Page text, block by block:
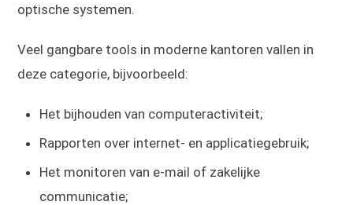
optische systemen.
Veel gangbare tools in moderne kantoren vallen in
deze categorie, bijvoorbeeld:
Het bijhouden van computeractiviteit;
Rapporten over internet- en applicatiegebruik;
Het monitoren van e-mail of zakelijke
communicatie;